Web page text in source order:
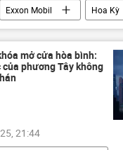
Exxon Mobil
Hoa Kỳ
Thế giới
Khánh Hòa
lượng
mở cửa hòa bình:
phương Tây không
21:44